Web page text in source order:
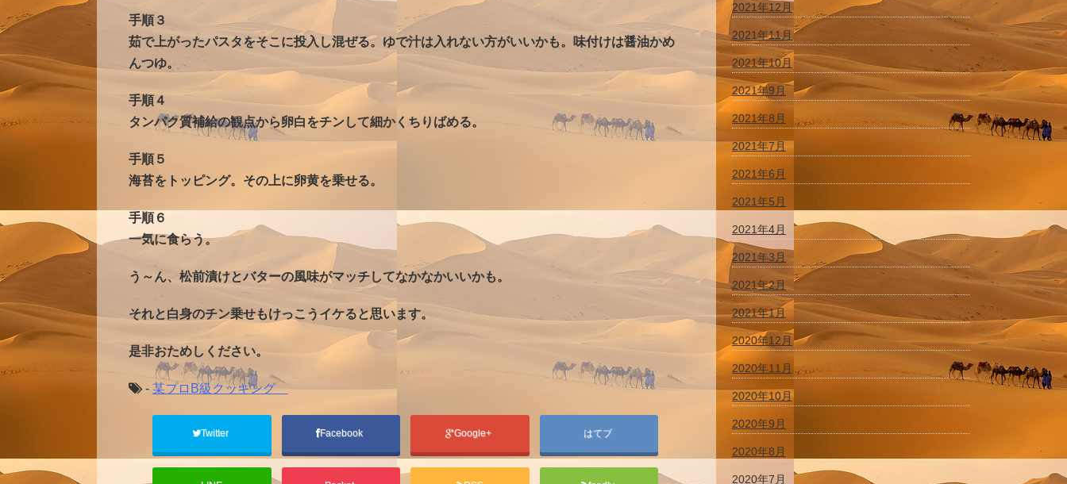
手順３
茹で上がったパスタをそこに投入し混ぜる。ゆで汁は入れない方がいいかも。味付けは醤油かめ
んつゆ。
手順４
タンパク質補給の観点から卵白をチンして細かくちりばめる。
手順５
海苔をトッピング。その上に卵黄を乗せる。
手順６
一気に食らう。
う～ん、松前漬けとバターの風味がマッチしてなかなかいいかも。
それと白身のチン乗せもけっこうイケると思います。
是非おためしください。
- 某プロB級クッキング
Twitter Facebook Google+ はてブ
2021年12月
2021年11月
2021年10月
2021年9月
2021年8月
2021年7月
2021年6月
2021年5月
2021年4月
2021年3月
2021年2月
2021年1月
2020年12月
2020年11月
2020年10月
2020年9月
2020年8月
2020年7月